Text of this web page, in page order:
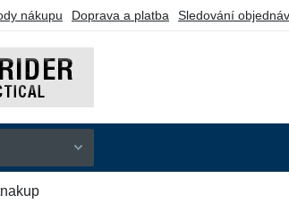
nákupu Doprava a platba Sledování